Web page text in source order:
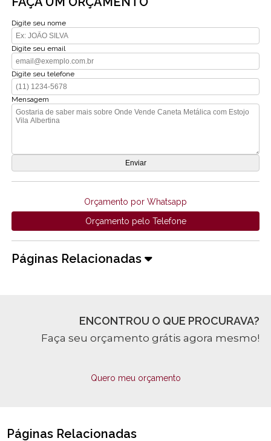
Digite seu nome
Digite seu email
Digite seu telefone
Mensagem
Orçamento por Whatsapp
Orçamento pelo Telefone
Páginas Relacionadas
ENCONTROU O QUE PROCURAVA?
Faça seu orçamento grátis agora mesmo!
Quero meu orçamento
Páginas Relacionadas